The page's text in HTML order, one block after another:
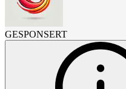
GESPONSERT